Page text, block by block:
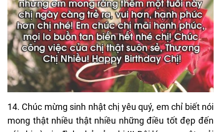
14. Chúc mừng sinh nhật chị yêu quý, em chỉ biết nói
mong thật nhiều thật nhiều những điều tốt đẹp đến